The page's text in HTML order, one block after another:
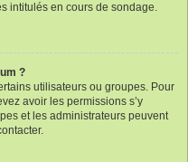
intitulés en cours de sondage.
?
utilisateurs ou groupes. Pour
avoir les permissions s’y
et les administrateurs peuvent